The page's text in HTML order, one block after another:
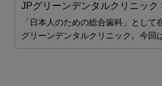
JPグリーンデンタルクリニック
「日本人のための総合歯科」として
グリーンデンタルクリニック。今回